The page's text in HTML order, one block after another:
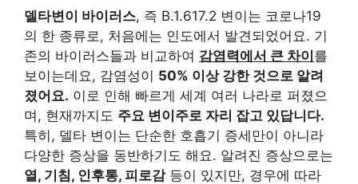
델타변이 바이러스, 즉 B.1.617.2 변이는 코로나19
의 한 종류로, 처음에는 인도에서 발견되었어요. 기
존의 바이러스들과 비교하여 감염력에서 큰 차이 를
보이는데요, 감염성이 50% 이상 강한 것으로 알려
졌어요. 이로 인해 빠르게 세계 여러 나라로 퍼졌으
며, 현재까지도 주요 변이주로 자리 잡고 있답니다.
특히, 델타 변이는 단순한 호흡기 증세만이 아니라
다양한 증상을 동반하기도 해요. 알려진 증상으로는
열, 기침, 인후통, 피로감등이 있지만, 경우에 따라